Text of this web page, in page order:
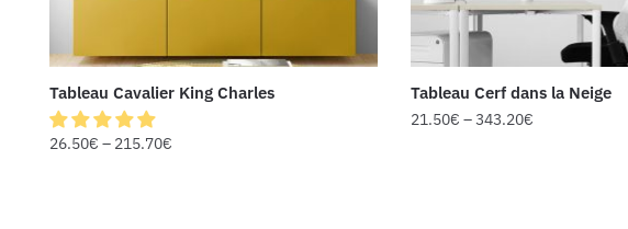
Tableau Cavalier King Charles
26.50€ – 215.70€
Tableau Cerf dans la Neige
21.50€ –343.20€